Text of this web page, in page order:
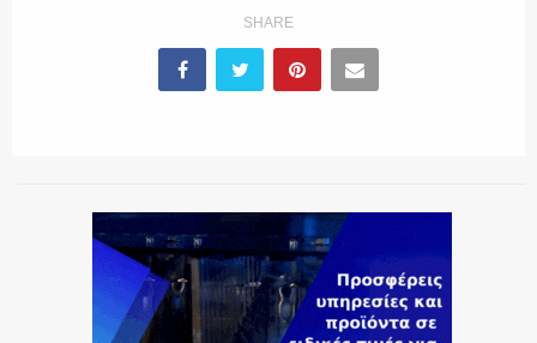
SHARE